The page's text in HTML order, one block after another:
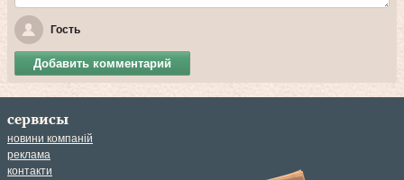
Гость
Добавить комментарий
сервисы
новини компаній
реклама
контакти